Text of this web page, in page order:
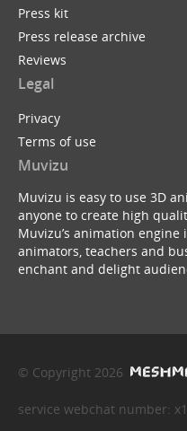
Press kit
Press release archive
Reviews
Legal
Privacy
Terms of use
Muvizu
Muvizu is easy to use 3D
anyone to create high
Muvizu’s animation
animators, teachers and
enchant and delight
© Copyright 2026
service webchat number: